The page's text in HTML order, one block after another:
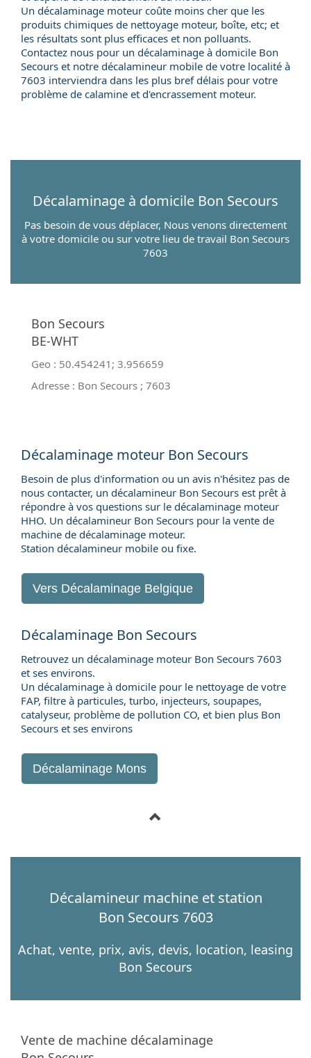
Un décalaminage moteur coûte moins cher que les
produits chimiques de nettoyage moteur, boîte, etc; et
les résultats sont plus efficaces et non polluants.
Contactez nous pour un décalaminage à domicile Bon
Secours et notre décalamineur mobile de votre localité à
7603 interviendra dans les plus bref délais pour votre
problème de calamine et d'encrassement moteur.
Décalaminage à domicile Bon Secours
Pas besoin de vous déplacer, Nous venons directement
à votre domicile ou sur votre lieu de travail Bon Secours
7603
Bon Secours
BE-WHT
Geo : 50.454241 ; 3.956659
Adresse : Bon Secours ; 7603
Décalaminage moteur Bon Secours
Besoin de plus d'information ou un avis n'hésitez pas de
nous contacter, un décalamineur Bon Secours est prêt à
répondre à vos questions sur le décalaminage moteur
HHO. Un décalamineur Bon Secours pour la vente de
machine de décalaminage moteur.
Station décalamineur mobile ou fixe.
Vers Décalaminage Belgique
Décalaminage Bon Secours
Retrouvez un décalaminage moteur Bon Secours 7603
et ses environs.
Un décalaminage à domicile pour le nettoyage de votre
FAP, filtre à particules, turbo, injecteurs, soupapes,
catalyseur, problème de pollution CO, et bien plus Bon
Secours et ses environs
Décalaminage Mons
Décalamineur machine et station
Bon Secours 7603
Achat, vente, prix, avis, devis, location, leasing
Bon Secours
Vente de machine décalaminage